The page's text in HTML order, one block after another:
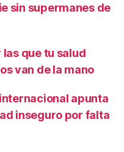
sin supermanes de
las que tu salud
van de la mano
apunta
inseguro por falta